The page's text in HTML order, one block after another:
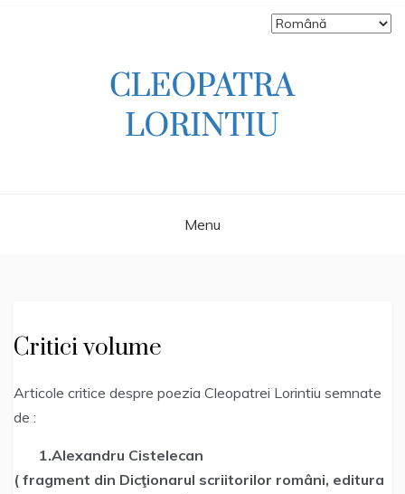
Menu
Critici volume
Articole critice despre poezia Cleopatrei Lorintiu semnate
de :
1.Alexandru Cistelecan
( fragment din Dicţionarul scriitorilor români, editura